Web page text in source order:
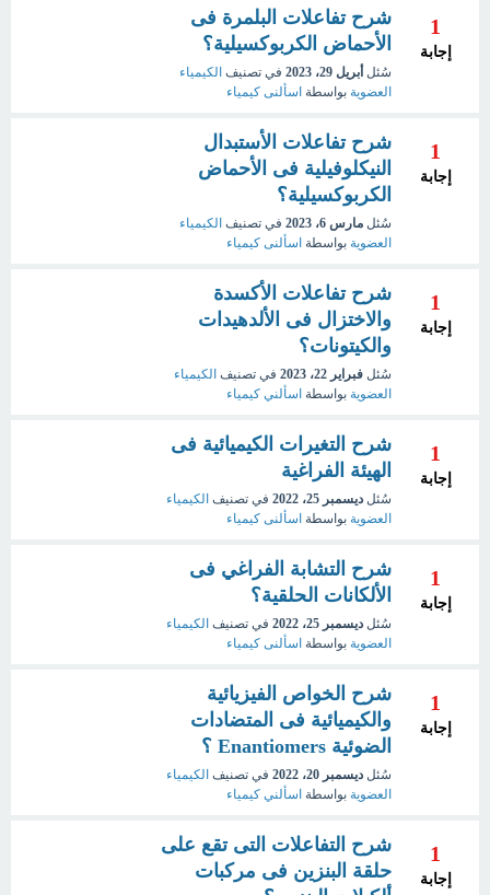
1
إجابة
شرح تفاعلات البلمرة فى
الأحماض الكربوكسيلية؟
سُئل أبريل 29، 2023 في تصنيف الكيمياء
العضوية بواسطة اسألنى كيمياء
1
إجابة
شرح تفاعلات الأستبدال
النيكلوفيلية فى الأحماض
الكربوكسيلية؟
سُئل مارس 6، 2023 في تصنيف الكيمياء
العضوية بواسطة اسألنى كيمياء
1
إجابة
شرح تفاعلات الأكسدة
والاختزال فى الألدهيدات
والكيتونات؟
سُئل فبراير 22، 2023 في تصنيف الكيمياء
العضوية بواسطة اسألني كيمياء
1
إجابة
شرح التغيرات الكيميائية فى
الهيئة الفراغية
سُئل ديسمبر 25، 2022 في تصنيف الكيمياء
العضوية بواسطة اسألنى كيمياء
1
إجابة
شرح التشابة الفراغي فى
الألكانات الحلقية؟
سُئل ديسمبر 25، 2022 في تصنيف الكيمياء
العضوية بواسطة اسألنى كيمياء
1
إجابة
شرح الخواص الفيزيائية
والكيميائية فى المتضادات
الضوئية Enantiomers ؟
سُئل ديسمبر 20، 2022 في تصنيف الكيمياء
العضوية بواسطة اسألني كيمياء
1
إجابة
شرح التفاعلات التى تقع على
حلقة البنزين فى مركبات